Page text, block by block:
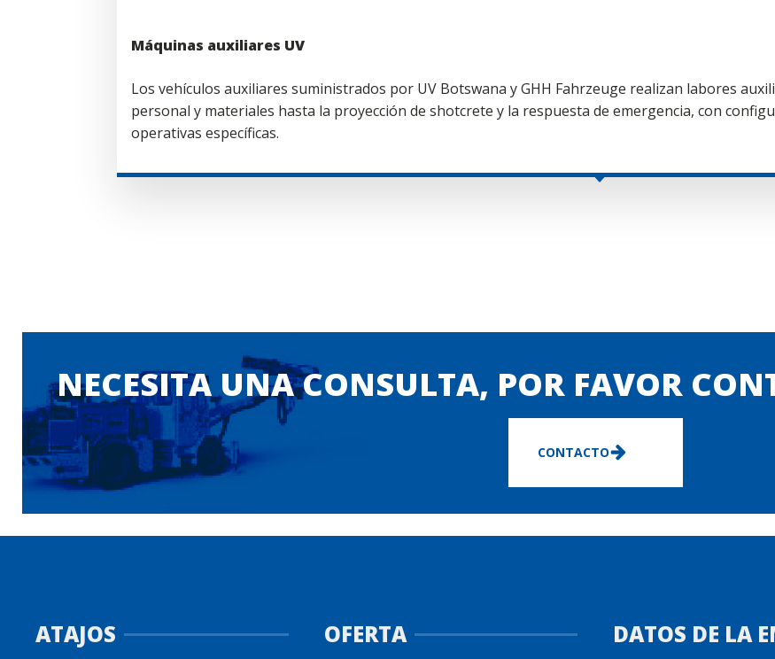
Máquinas auxiliares UV
Los vehículos auxiliares suministrados por UV Botswana y GHH Fahrzeuge realizan labores
personal y materiales hasta la proyección de shotcrete y la respuesta de emergencia, con
operativas específicas.
NECESITA UNA CONSULTA, POR FAVOR
CONTACTO
ATAJOS OFERTA DATOS DE LA